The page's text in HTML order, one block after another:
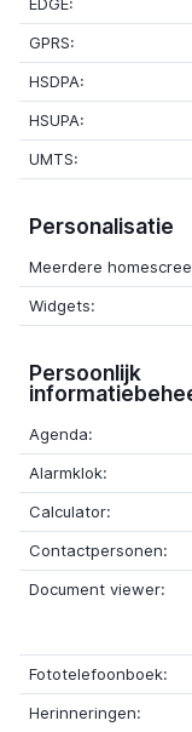
GPRS:
HSDPA:
HSUPA:
UMTS:
Personalisatie
Meerdere
Widgets:
Persoonlijk
Agenda:
Alarmklok:
Calculator:
Contactpersonen:
Document viewer:
Fototelefoonboek:
Herinneringen: